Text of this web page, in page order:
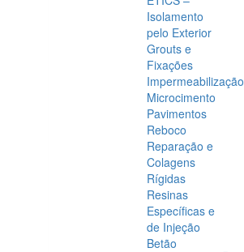
Isolamento
pelo Exterior
Grouts e
Fixações
Impermeabilização
Microcimento
Pavimentos
Reboco
Reparação e
Colagens
Rígidas
Resinas
Específicas e
de Injeção
Betão